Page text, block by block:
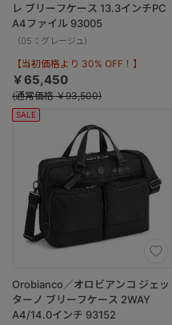
レ ブリーフケース 13.3インチPC
A4ファイル 93005
（05：グレージュ）
【当初価格より 30% OFF！】
￥65,450
(通常価格 ￥93,500)
SALE
Orobianco／オロビアンコ ジェッ
ターノ ブリーフケース 2WAY
A4/14.0インチ 93152